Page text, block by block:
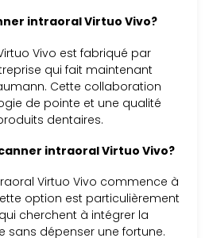
intraoral Virtuo Vivo?
Vivo est fabriqué par
qui fait maintenant
Cette collaboration
de pointe et une qualité
dentaires.
intraoral Virtuo Vivo?
Virtuo Vivo commence à
option est particulièrement
cherchent à intégrer la
sans dépenser une fortune.